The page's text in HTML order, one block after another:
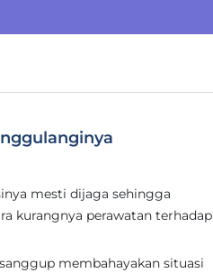
mesti dijaga sehingga
kurangnya perawatan terhadap
membahayakan situasi